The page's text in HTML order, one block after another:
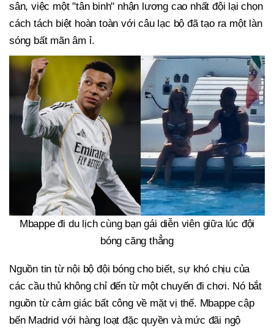
sân, việc một "tân binh" nhận lương cao nhất đội lại chọn
cách tách biệt hoàn toàn với câu lạc bộ đã tạo ra một làn
sóng bất mãn âm ỉ.
Mbappe đi du lịch cùng bạn gái diễn viên giữa lúc đội
bóng căng thẳng
Nguồn tin từ nội bộ đội bóng cho biết, sự khó chịu của
các cầu thủ không chỉ đến từ một chuyến đi chơi. Nó bắt
nguồn từ cảm giác bất công về mặt vị thế. Mbappe cập
bến Madrid với hàng loạt đặc quyền và mức đãi ngộ